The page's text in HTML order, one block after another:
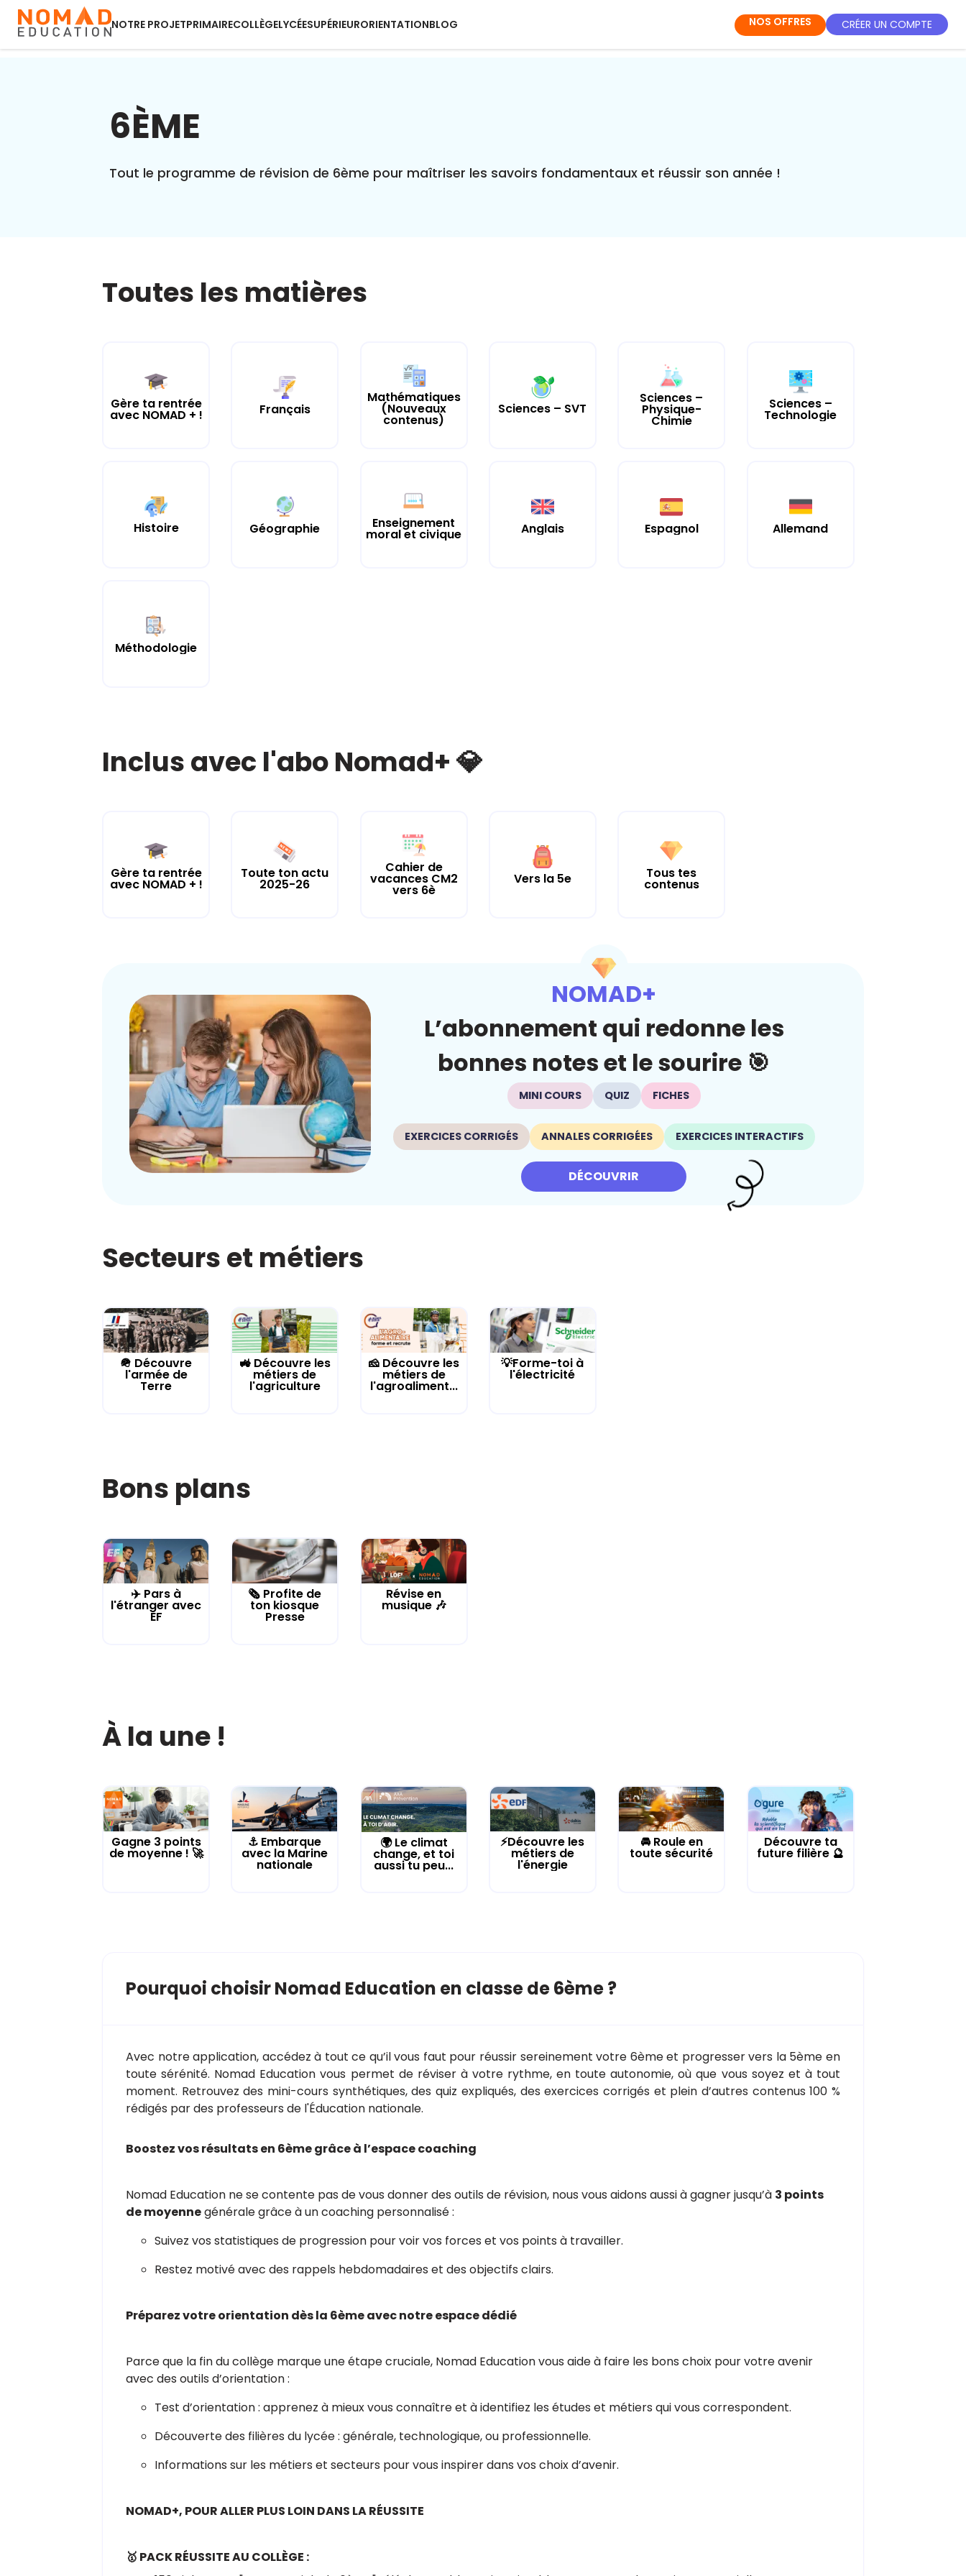
NOTRE PROJETPRIMAIRECOLLÈGELYCÉESUPÉRIEURORIENTATIONBLOG NOS OFFRES CRÉER UN COMPTE
6ÈME
Tout le programme de révision de 6ème pour maîtriser les savoirs fondamentaux et réussir son année !
Toutes les matières
Gère ta rentrée
avec NOMAD + ! Français
Mathématiques
(Nouveaux
contenus)
Sciences – SVT
Sciences –
Physique-
Chimie
Sciences –
Technologie
Histoire Géographie Enseignement
moral et civique Anglais Espagnol Allemand
Méthodologie
Inclus avec l'abo Nomad+ 💎
Gère ta rentrée
avec NOMAD + !
Toute ton actu
2025-26
Cahier de
vacances CM2
vers 6è
Vers la 5e Tous tes
contenus
NOMAD+
L’abonnement qui redonne les
bonnes notes et le sourire 🎯
MINI COURS QUIZ FICHES
EXERCICES CORRIGÉS ANNALES CORRIGÉES EXERCICES INTERACTIFS
DÉCOUVRIR
Secteurs et métiers
🪖 Découvre
l'armée de
Terre
🚜 Découvre les
métiers de
l'agriculture
🧀 Découvre les
métiers de
l'agroaliment...
💡Forme-toi à
l'électricité
Bons plans
✈️ Pars à
l'étranger avec
EF
🗞️ Profite de
ton kiosque
Presse
Révise en
musique 🎶
À la une !
Gagne 3 points
de moyenne ! 🚀
⚓️ Embarque
avec la Marine
nationale
🌍 Le climat
change, et toi
aussi tu peu...
⚡Découvre les
métiers de
l'énergie
🚘 Roule en
toute sécurité
Découvre ta
future filière 🔮
Pourquoi choisir Nomad Education en classe de 6ème ?
Avec notre application, accédez à tout ce qu’il vous faut pour réussir sereinement votre 6ème et progresser vers la 5ème en
toute sérénité. Nomad Education vous permet de réviser à votre rythme, en toute autonomie, où que vous soyez et à tout
moment. Retrouvez des mini-cours synthétiques, des quiz expliqués, des exercices corrigés et plein d’autres contenus 100 %
rédigés par des professeurs de l'Éducation nationale.
Boostez vos résultats en 6ème grâce à l’espace coaching
Nomad Education ne se contente pas de vous donner des outils de révision, nous vous aidons aussi à gagner jusqu’à 3 points
de moyennegénérale grâce à un coaching personnalisé :
Suivez vos statistiques de progression pour voir vos forces et vos points à travailler.
Restez motivé avec des rappels hebdomadaires et des objectifs clairs.
Préparez votre orientation dès la 6ème avec notre espace dédié
Parce que la fin du collège marque une étape cruciale, Nomad Education vous aide à faire les bons choix pour votre avenir
avec des outils d’orientation :
Test d’orientation : apprenez à mieux vous connaître et à identifiez les études et métiers qui vous correspondent.
Découverte des filières du lycée : générale, technologique, ou professionnelle.
Informations sur les métiers et secteurs pour vous inspirer dans vos choix d’avenir.
NOMAD+, POUR ALLER PLUS LOIN DANS LA RÉUSSITE
🥇 PACK RÉUSSITE AU COLLÈGE :